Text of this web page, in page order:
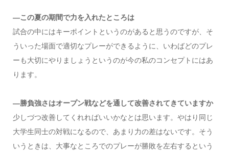
―この夏の期間で力を入れたところは
試合の中にはキーポイントというのがあると思うのですが、そ
ういった場面で適切なプレーができるように、いわばどのプレ
ーも大切にやりましょうというのが今の私のコンセプトにはあ
ります。
―勝負強さはオープン戦などを通して改善されてきていますか
少しづつ改善してくれればいいかなとは思います。やはり同じ
大学生同士の対戦になるので、あまり力の差はないです。そう
いうときは、大事なところでのプレーが勝敗を左右するという